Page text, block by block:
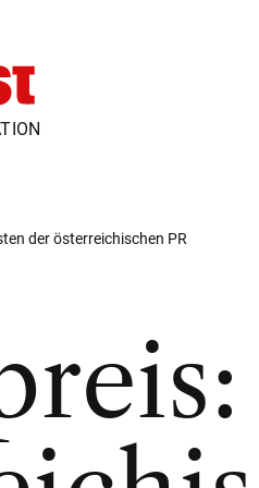
der österreichischen PR